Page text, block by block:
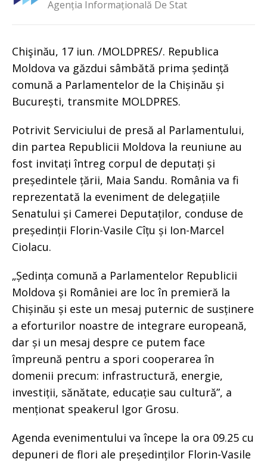
Agenția Informațională De Stat
Chişinău, 17 iun. /MOLDPRES/. Republica
Moldova va găzdui sâmbătă prima ședință
comună a Parlamentelor de la Chișinău și
București, transmite MOLDPRES.
Potrivit Serviciului de presă al Parlamentului,
din partea Republicii Moldova la reuniune au
fost invitați întreg corpul de deputați și
președintele țării, Maia Sandu. România va fi
reprezentată la eveniment de delegațiile
Senatului și Camerei Deputaților, conduse de
președinții Florin-Vasile Cîțu și Ion-Marcel
Ciolacu.
„Ședința comună a Parlamentelor Republicii
Moldova și României are loc în premieră la
Chișinău și este un mesaj puternic de susținere
a eforturilor noastre de integrare europeană,
dar și un mesaj despre ce putem face
împreună pentru a spori cooperarea în
domenii precum: infrastructură, energie,
investiții, sănătate, educație sau cultură”, a
menționat speakerul Igor Grosu.
Agenda evenimentului va începe la ora 09.25 cu
depuneri de flori ale președinților Florin-Vasile